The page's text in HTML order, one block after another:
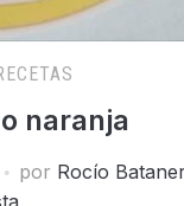
naranja
por Rocío